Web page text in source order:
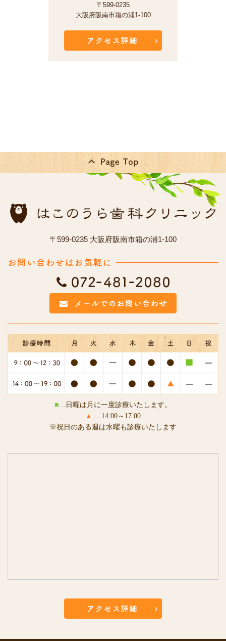
〒599-0235
大阪府阪南市箱の浦1-100
〒599-0235 大阪府阪南市箱の浦1-100
■…日曜は月に一度診療いたします。
▲ …14:00～17:00
※祝日のある週は水曜も診療いたします